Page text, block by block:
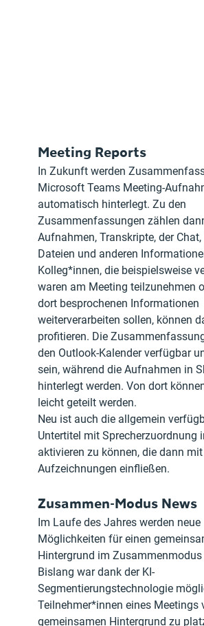
Meeting Reports
In Zukunft werden
Microsoft Teams Meeting-
automatisch hinterlegt. Zu den
Zusammenfassungen zählen
Aufnahmen, Transkripte, der
Dateien und anderen
Kolleg*innen, die beispielsweise
waren am Meeting teilzunehmen
dort besprochenen Informationen
weiterverarbeiten sollen, können
profitieren. Die
den Outlook-Kalender verfügbar
sein, während die Aufnahmen in
hinterlegt werden. Von dort
leicht geteilt werden.
Neu ist auch die allgemein
Untertitel mit Sprecherzuordnung
aktivieren zu können, die dann
Aufzeichnungen einfließen.
Zusammen-Modus News
Im Laufe des Jahres werden neue
Möglichkeiten für einen
Hintergrund im
Bislang war dank der KI-
Segmentierungstechnologie
Teilnehmer*innen eines Meetings
gemeinsamen Hintergrund zu